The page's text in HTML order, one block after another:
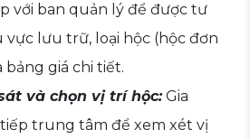
với ban quản lý để được tư
vực lưu trữ, loại hộc (hộc đơn
bảng giá chi tiết.
và chọn vị trí hộc:Gia
trung tâm để xem xét vị